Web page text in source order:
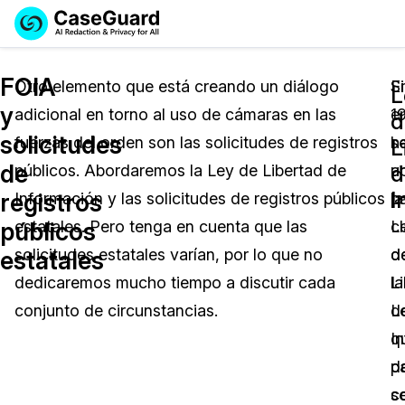
Licencia de CaseGuard Studio
Precios de Redacción a Pedido
Soluciones
Redacción de vídeos
Redacción de documentos
Redacción de audio
Industrias
Cuerpos Policiales
Transportación
Precios
Recursos
Eventos
Demo
English
Español
FOIA
y
solicitudes
de
registros
públicos
estatales
Otro elemento que está creando un diálogo
adicional en torno al uso de cámaras en las
fuerzas del orden son las solicitudes de registros
públicos. Abordaremos la Ley de Libertad de
Información y las solicitudes de registros públicos
estatales. Pero tenga en cuenta que las
solicitudes estatales varían, por lo que no
dedicaremos mucho tiempo a discutir cada
conjunto de circunstancias.
la
la